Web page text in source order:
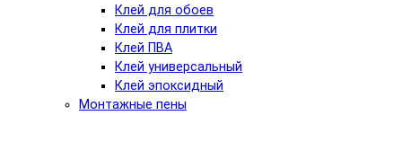
Клей для обоев
Клей для плитки
Клей ПВА
Клей универсальный
Клей эпоксидный
Монтажные пены